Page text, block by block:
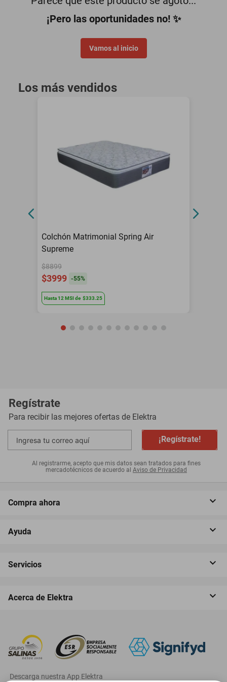
¡Pero las oportunidades no! ✨
Vamos al inicio
Los más vendidos
Colchón Matrimonial Spring Air
Supreme
$8899
$3999 -55%
Hasta12 MSIde $333.25
Regístrate
Para recibir las mejores ofertas de Elektra
¡Regístrate!
Al registrarme, acepto que mis datos sean tratados para fines
mercadotécnicos de acuerdo al Aviso de Privacidad
Compra ahora
Ayuda
Servicios
Acerca de Elektra
‎ Descarga nuestra App Elektra